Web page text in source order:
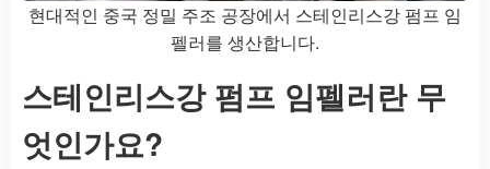
현대적인 중국 정밀 주조 공장에서 스테인리스강 펌프 임
펠러를 생산합니다.
스테인리스강 펌프 임펠러란 무
엇인가요?